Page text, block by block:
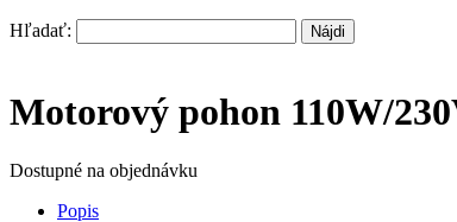
Hľadať:
Motorový pohon 110W/
Dostupné na objednávku
Popis